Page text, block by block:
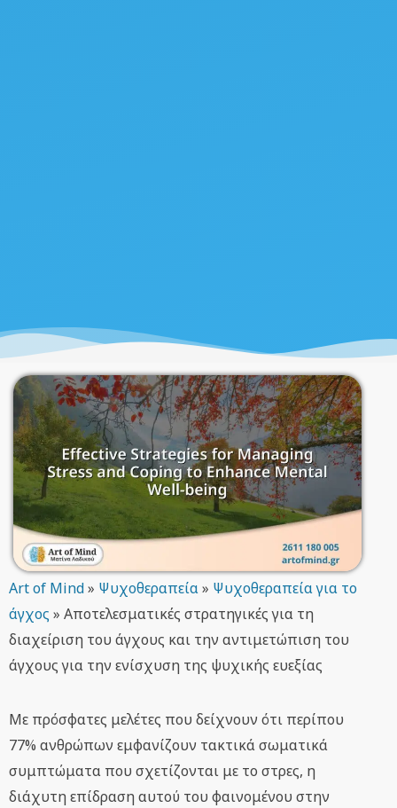
Art of Mind» Ψυχοθεραπεία» Ψυχοθεραπεία για το
άγχος » Αποτελεσματικές στρατηγικές για τη
διαχείριση του άγχους και την αντιμετώπιση του
άγχους για την ενίσχυση της ψυχικής ευεξίας
Με πρόσφατες μελέτες που δείχνουν ότι περίπου
77% ανθρώπων εμφανίζουν τακτικά σωματικά
συμπτώματα που σχετίζονται με το στρες, η
διάχυτη επίδραση αυτού του φαινομένου στην